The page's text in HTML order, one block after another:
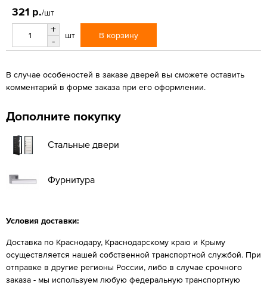
321 р./шт
+
-
шт В корзину
В случае особеностей в заказе дверей вы сможете оставить
комментарий в форме заказа при его оформлении.
Дополните покупку
Стальные двери
Фурнитура
Условия доставки:
Доставка по Краснодару, Краснодарскому краю и Крыму
осуществляется нашей собственной транспортной службой. При
отправке в другие регионы России, либо в случае срочного
заказа - мы используем любую федеральную транспортную